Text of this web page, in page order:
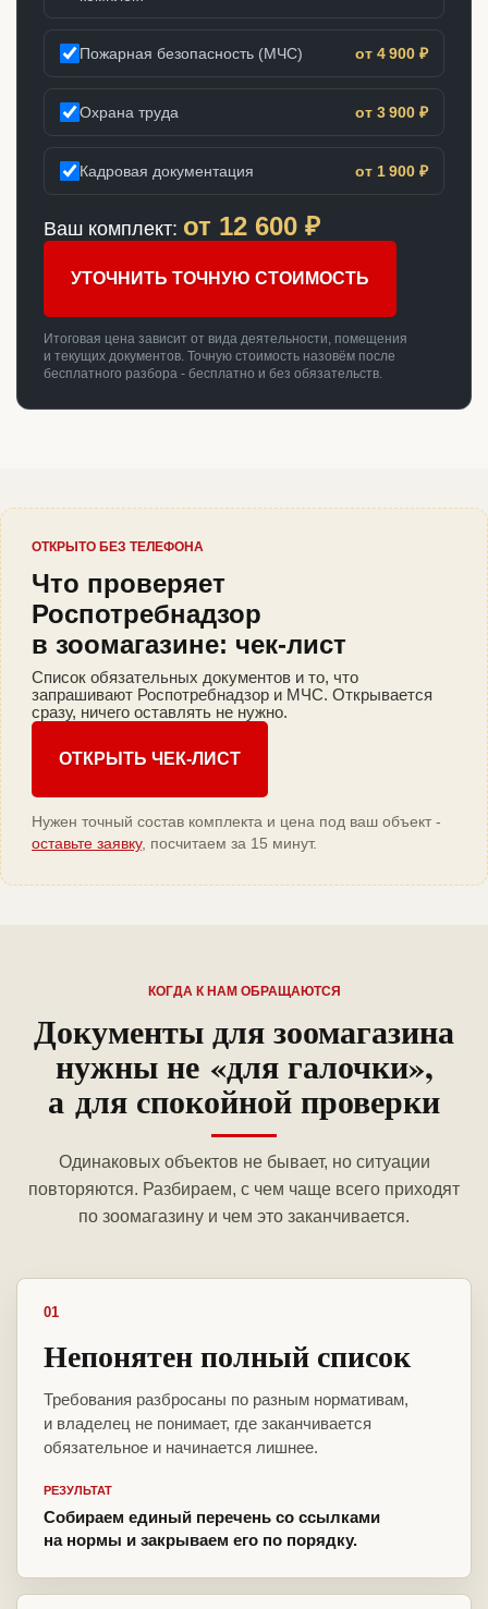
Пожарная безопасность (МЧС) от 4 900 ₽
Охрана труда от 3 900 ₽
Кадровая документация от 1 900 ₽
Ваш комплект: от 12 600 ₽
УТОЧНИТЬ ТОЧНУЮ СТОИМОСТЬ
Итоговая цена зависит от вида деятельности, помещения
и текущих документов. Точную стоимость назовём после
бесплатного разбора - бесплатно и без обязательств.
ОТКРЫТО БЕЗ ТЕЛЕФОНА
Что проверяет
Роспотребнадзор
в зоомагазине: чек-лист
Список обязательных документов и то, что
запрашивают Роспотребнадзор и МЧС. Открывается
сразу, ничего оставлять не нужно.
ОТКРЫТЬ ЧЕК-ЛИСТ
Нужен точный состав комплекта и цена под ваш объект -
оставьте заявку, посчитаем за 15 минут.
КОГДА К НАМ ОБРАЩАЮТСЯ
Документы для зоомагазина
нужны не «для галочки»,
а для спокойной проверки
Одинаковых объектов не бывает, но ситуации
повторяются. Разбираем, с чем чаще всего приходят
по зоомагазину и чем это заканчивается.
01
Непонятен полный список
Требования разбросаны по разным нормативам,
и владелец не понимает, где заканчивается
обязательное и начинается лишнее.
РЕЗУЛЬТАТ
Собираем единый перечень со ссылками
на нормы и закрываем его по порядку.